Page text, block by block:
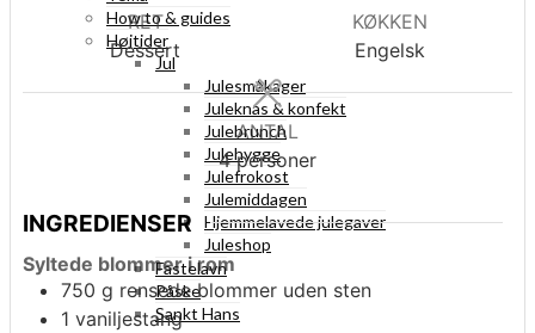
How to & guides
Højtider
Jul
Julesmåkager
Juleknas & konfekt
Julebrunch
Julehygge
Julefrokost
Julemiddagen
Hjemmelavede julegaver
Juleshop
Fastelavn
Påske
Sankt Hans
RET
Dessert
KØKKEN
Engelsk
ANTAL
4 personer
INGREDIENSER
Syltede blommer i rom
750 g rensede blommer uden sten
1 vaniljestang